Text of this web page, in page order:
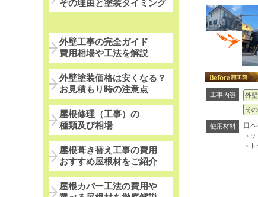
工事内容 外
そ
使用材料
日本
ト
ト
その理由と塗装タイミング
外壁工事の完全ガイド
費用相場や工法を解説
外壁塗装価格は安くなる？
お見積もり時の注意点
屋根修理（工事）の
種類及び相場
屋根葺き替え工事の費用
おすすめ屋根材をご紹介
屋根カバー工法の費用や